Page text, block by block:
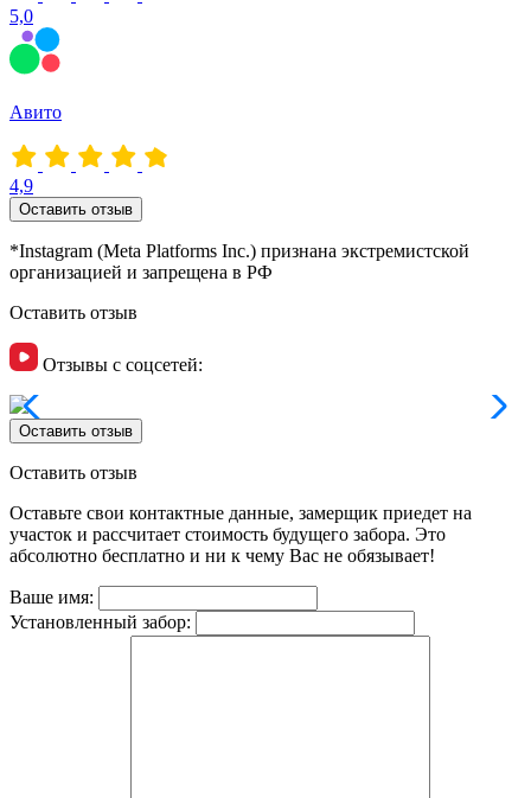
5,0
Авито
4,9
Оставить отзыв
*Instagram (Meta Platforms Inc.) признана экстремистской
организацией и запрещена в РФ
Оставить отзыв
Отзывы с соцсетей:
Оставить отзыв
Оставить отзыв
Оставьте свои контактные данные, замерщик приедет на
участок и рассчитает стоимость будущего забора. Это
абсолютно бесплатно и ни к чему Вас не обязывает!
Ваше имя:
Установленный забор: